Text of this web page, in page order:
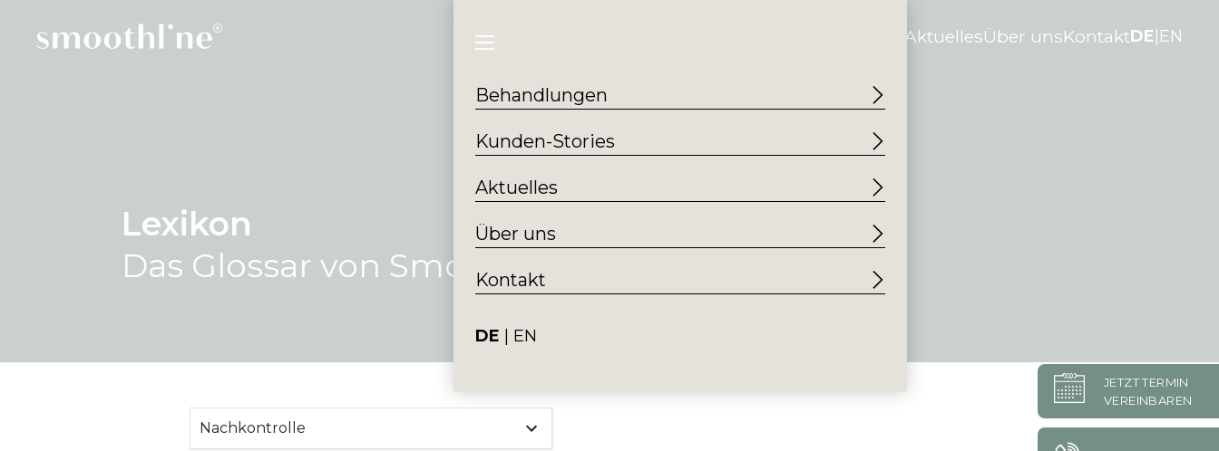
JETZT TERMIN
VEREINBAREN
AktuellesÜber unsKontaktDE EN
Behandlungen
Kunden-Stories
Aktuelles
Über uns
Kontakt
DE EN
Lexikon
Das Glossar von Smoothline
Nachkontrolle